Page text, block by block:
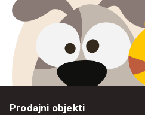
Prodajni objekti